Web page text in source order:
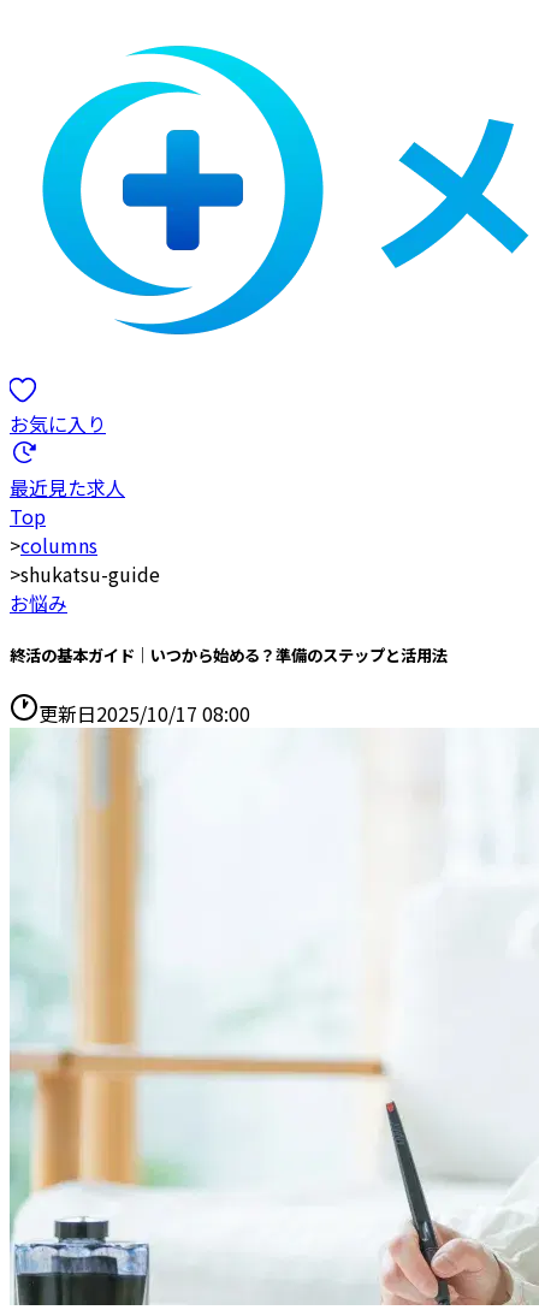
お気に入り
最近見た求人
Top
>columns
>shukatsu-guide
お悩み
終活の基本ガイド｜いつから始める？準備のステップと活用法
更新日2025/10/17 08:00